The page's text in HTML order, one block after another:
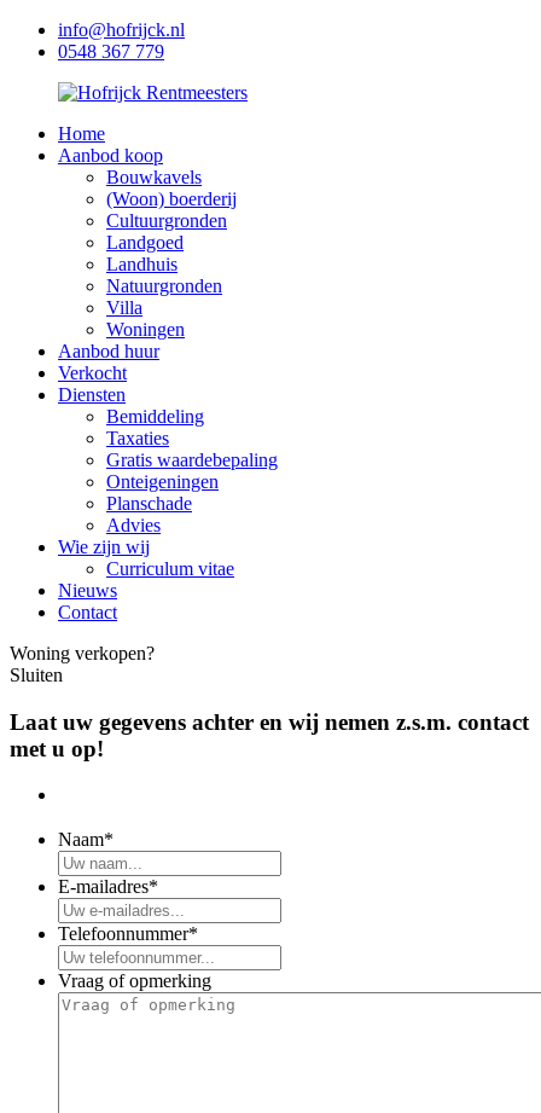
info@hofrijck.nl
0548 367 779
Home
Aanbod koop
Bouwkavels
(Woon) boerderij
Cultuurgronden
Landgoed
Landhuis
Natuurgronden
Villa
Woningen
Aanbod huur
Verkocht
Diensten
Bemiddeling
Taxaties
Gratis waardebepaling
Onteigeningen
Planschade
Advies
Wie zijn wij
Curriculum vitae
Nieuws
Contact
Woning verkopen?
Sluiten
Laat uw gegevens achter en wij nemen z.s.m. contact
met u op!
Naam*
E-mailadres*
Telefoonnummer*
Vraag of opmerking